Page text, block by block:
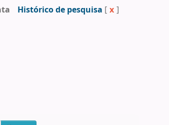
Histórico de pesquisa [ x ]